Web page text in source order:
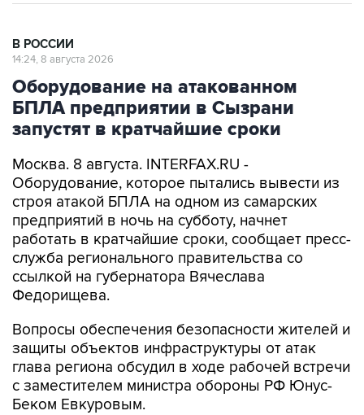
В РОССИИ
14:24, 8 августа 2026
Оборудование на атакованном
БПЛА предприятии в Сызрани
запустят в кратчайшие сроки
Москва. 8 августа. INTERFAX.RU -
Оборудование, которое пытались вывести из
строя атакой БПЛА на одном из самарских
предприятий в ночь на субботу, начнет
работать в кратчайшие сроки, сообщает пресс-
служба регионального правительства со
ссылкой на губернатора Вячеслава
Федорищева.
Вопросы обеспечения безопасности жителей и
защиты объектов инфраструктуры от атак
глава региона обсудил в ходе рабочей встречи
с заместителем министра обороны РФ Юнус-
Беком Евкуровым.